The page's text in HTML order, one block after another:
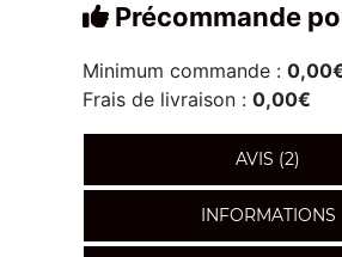
Précommande
Minimum commande :
Frais de livraison : 0,00€
AVIS (2)
INFORMATIONS